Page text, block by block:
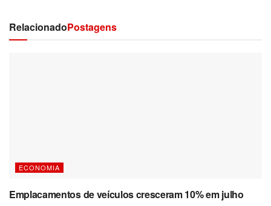
RelacionadoPostagens
ECONOMIA
Emplacamentos de veículos cresceram 10% em julho